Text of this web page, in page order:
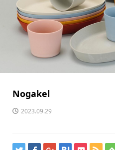
Nogakel
2023.09.29